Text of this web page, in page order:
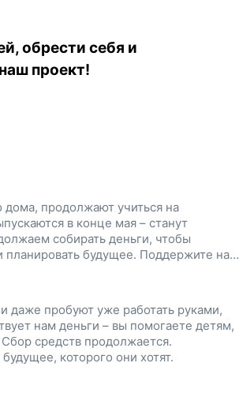
обрести себя и
проект!
дома, продолжают учиться на
в конце мая – станут
собирать деньги, чтобы
планировать будущее. Поддержите наш
даже пробуют уже работать руками,
нам деньги – вы помогаете детям,
средств продолжается.
которого они хотят.